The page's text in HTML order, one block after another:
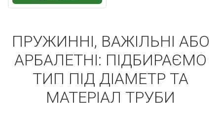
ПРУЖИННІ, ВАЖІЛЬНІ АБО
АРБАЛЕТНІ: ПІДБИРАЄМО
ТИП ПІД ДІАМЕТР ТА
МАТЕРІАЛ ТРУБИ